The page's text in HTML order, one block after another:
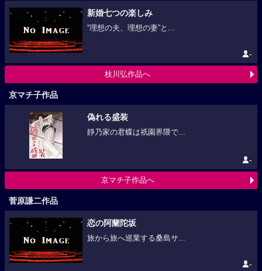
新婚七つの楽しみ
“理想の夫、理想の妻”と...
-
枝川弘作品へ
京マチ子作品
偽れる盛装
靜乃家の君蝶は祇園界隈で...
-
京マチ子作品へ
菅原謙二作品
恋の阿蘭陀坂
旅から旅へ巡業する桑島サ...
-